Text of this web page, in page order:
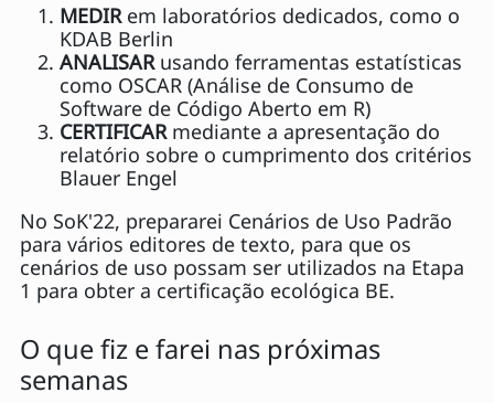
MEDIR em laboratórios dedicados, como o
KDAB Berlin
ANALISAR usando ferramentas estatísticas
como OSCAR (Análise de Consumo de
Software de Código Aberto em R)
CERTIFICAR mediante a apresentação do
relatório sobre o cumprimento dos critérios
Blauer Engel
No SoK'22, prepararei Cenários de Uso Padrão
para vários editores de texto, para que os
cenários de uso possam ser utilizados na Etapa
1 para obter a certificação ecológica BE.
O que fiz e farei nas próximas
semanas